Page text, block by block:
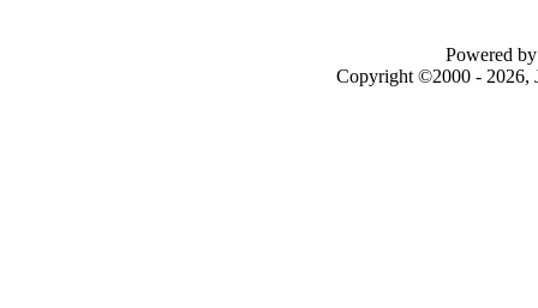
Powered
Copyright ©2000 - 2026,